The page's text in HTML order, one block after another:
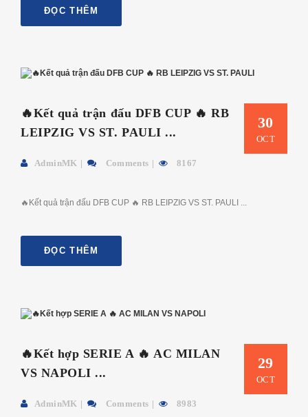
ĐỌC THÊM
30
OCT
🔥Kết quả trận đấu DFB CUP 🔥 RB
LEIPZIG VS ST. PAULI ...
AdminMK Comments 8167
🔥Kết quả trận đấu DFB CUP 🔥 RB LEIPZIG VS ST. PAULI ...
ĐỌC THÊM
29
OCT
🔥Kết hợp SERIE A 🔥 AC MILAN
VS NAPOLI ...
AdminMK Comments 8983